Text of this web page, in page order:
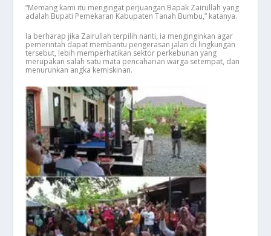
“Memang kami itu mengingat perjuangan Bapak Zairullah yang
adalah Bupati Pemekaran Kabupaten Tanah Bumbu,” katanya.
Ia berharap jika Zairullah terpilih nanti, ia menginginkan agar
pemerintah dapat membantu pengerasan jalan di lingkungan
tersebut, lebih memperhatikan sektor perkebunan yang
merupakan salah satu mata pencaharian warga setempat, dan
menurunkan angka kemiskinan.